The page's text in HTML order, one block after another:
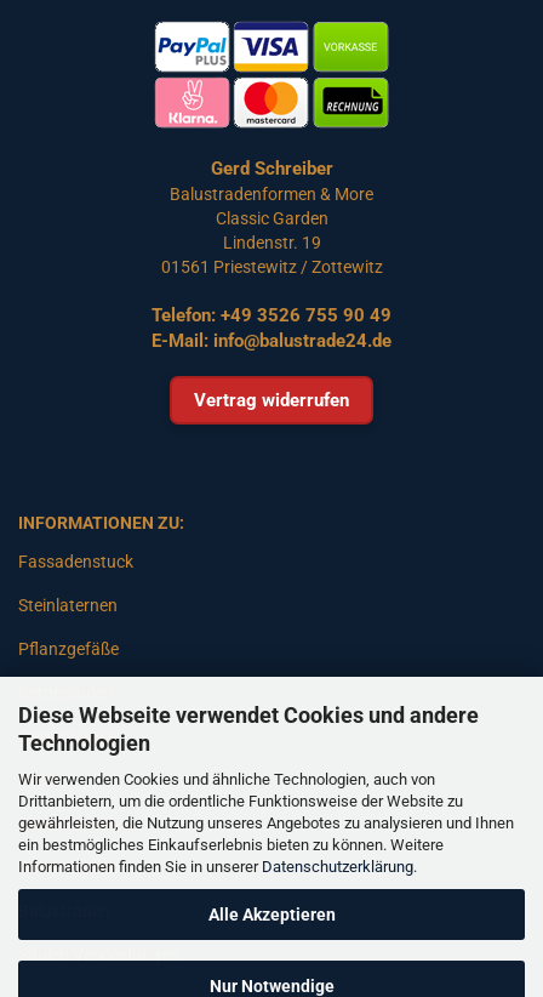
Diese Webseite verwendet Cookies und andere
Technologien
Wir verwenden Cookies und ähnliche Technologien, auch von
Drittanbietern, um die ordentliche Funktionsweise der Website zu
gewährleisten, die Nutzung unseres Angebotes zu analysieren und Ihnen
ein bestmögliches Einkaufserlebnis bieten zu können. Weitere
Informationen finden Sie in unserer Datenschutzerklärung.
Alle Akzeptieren
Nur Notwendige
Gerd Schreiber
Balustradenformen & More
Classic Garden
Lindenstr. 19
01561 Priestewitz / Zottewitz
Telefon: +49 3526 755 90 49
E-Mail: info@balustrade24.de
Vertrag widerrufen
INFORMATIONEN ZU:
Fassadenstuck
Steinlaternen
Pflanzgefäße
Gartenbänke
Pfeiler
Gartenbrunnen
Gartenfiguren